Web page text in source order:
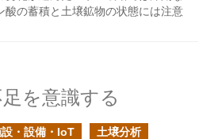
酸の蓄積と土壌鉱物の状態には注意
を意識する
・設備・IoT 土壌分析